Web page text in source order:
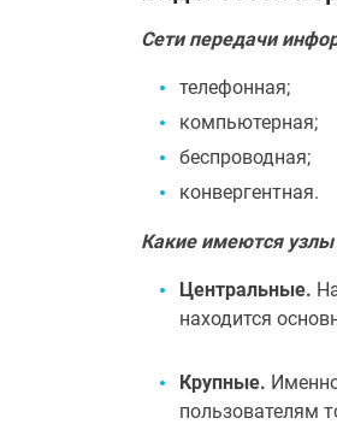
Сети передачи
телефонная;
компьютерная;
беспроводная;
конвергентная.
Какие имеются
Центральные.
находится
Крупные.
пользователям